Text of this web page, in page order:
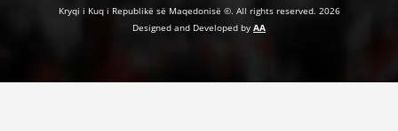
Kryqi i Kuq i Republikë së Maqedonisë ©. All rights reserved. 2026
Designed and Developed by AA